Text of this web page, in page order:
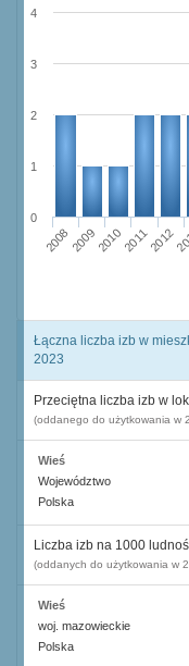
20082009201020112012
0
1
2
3
4
Łączna liczba izb w
2023
Przeciętna liczba izb w
(oddanego do użytkowania w
Wieś
Województwo
Polska
Liczba izb na 1000
(oddanych do użytkowania w
Wieś
woj. mazowieckie
Polska